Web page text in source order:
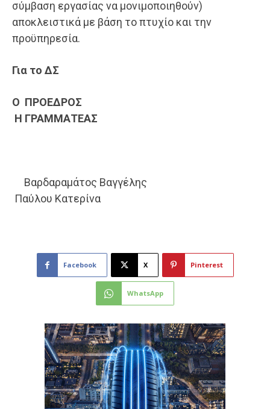
σύμβαση εργασίας να μονιμοποιηθούν)
αποκλειστικά με βάση το πτυχίο και την
προϋπηρεσία.
Για το ΔΣ
Ο ΠΡΟΕΔΡΟΣ
Η ΓΡΑΜΜΑΤΕΑΣ
Βαρδαραμάτος Βαγγέλης
Παύλου Κατερίνα
Facebook X Pinterest
WhatsApp